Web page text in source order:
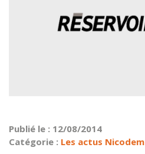
Publié le : 12/08/2014
Catégorie : Les actus Nicodem